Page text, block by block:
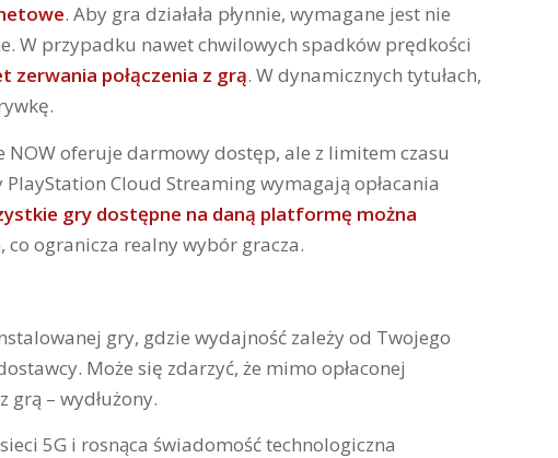
. Aby gra działała płynnie, wymagane jest nie
W przypadku nawet chwilowych spadków prędkości
zerwania połączenia z grą. W dynamicznych tytułach,
NOW oferuje darmowy dostęp, ale z limitem czasu
Cloud Streaming wymagają opłacania
gry dostępne na daną platformę można
ogranicza realny wybór gracza.
gry, gdzie wydajność zależy od Twojego
Może się zdarzyć, że mimo opłaconej
– wydłużony.
5G i rosnąca świadomość technologiczna